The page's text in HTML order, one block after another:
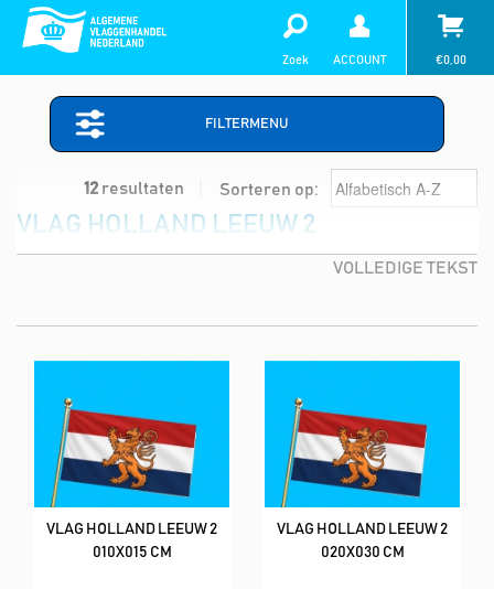
Zoek ACCOUNT €0,00
FILTERMENU
12 resultaten Sorteren op:
VLAG HOLLAND LEEUW 2
VOLLEDIGE TEKST
VLAG HOLLAND LEEUW 2
010X015 CM
VLAG HOLLAND LEEUW 2
020X030 CM